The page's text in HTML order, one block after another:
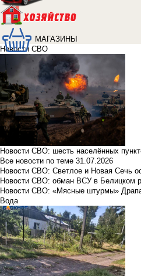
МАГАЗИНЫ
Новости СВО
Новости СВО: шесть населённых
Все новости по теме 31.07.2026
Новости СВО: Светлое и Новая Сечь
Новости СВО: обман ВСУ в Белицком
Новости СВО: «Мясные штурмы»
Вода